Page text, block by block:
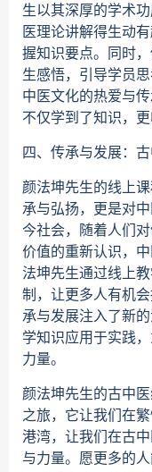
生以其深厚的学术
医理论讲解得生动
握知识要点。同时
生感悟，引导学员
中医文化的热爱与
不仅学到了知识，
四、传承与发展：
颜法坤先生的线上
承与弘扬，更是对
今社会，随着人们
价值的重新认识，
法坤先生通过线上
制，让更多人有机
承与发展注入了新
学知识应用于实践
力量。
颜法坤先生的古中
之旅，它让我们在
港湾，让我们在古
与力量。愿更多的